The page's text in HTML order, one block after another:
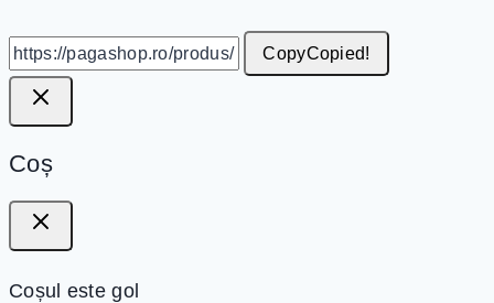
CopyCopied!
Coș
Coșul este gol